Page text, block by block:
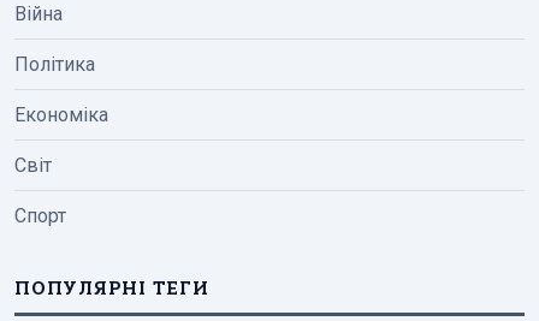
Війна
Політика
Економіка
Світ
Спорт
ПОПУЛЯРНІ ТЕГИ